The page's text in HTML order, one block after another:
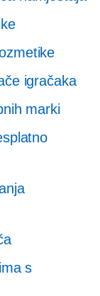
igračaka
marki
s